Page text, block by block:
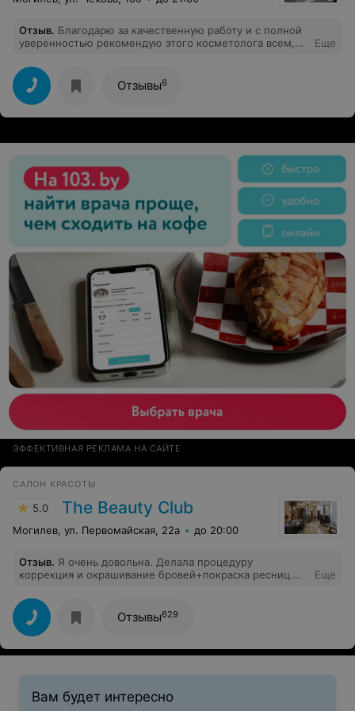
Отзыв. Благодарю за качественную работу и с полной
уверенностью рекомендую этого косметолога всем,
Еще
Отзывы6
ЭФФЕКТИВНАЯ РЕКЛАМА НА САЙТЕ
САЛОН КРАСОТЫ
5.0 The Beauty Club
Могилев, ул. Первомайская, 22а до 20:00
Отзыв. Я очень довольна. Делала процедуру
коррекция и окрашивание бровей+покраска ресниц.
все желания, приятная стильная атмосфера в салоне. А
сама мастер-просто мастер, так аккуратно и
деликатно проделанная работа. Буду рекомндовать
всем знакомым. Спасибо
Еще
Отзывы629
Вам будет интересно